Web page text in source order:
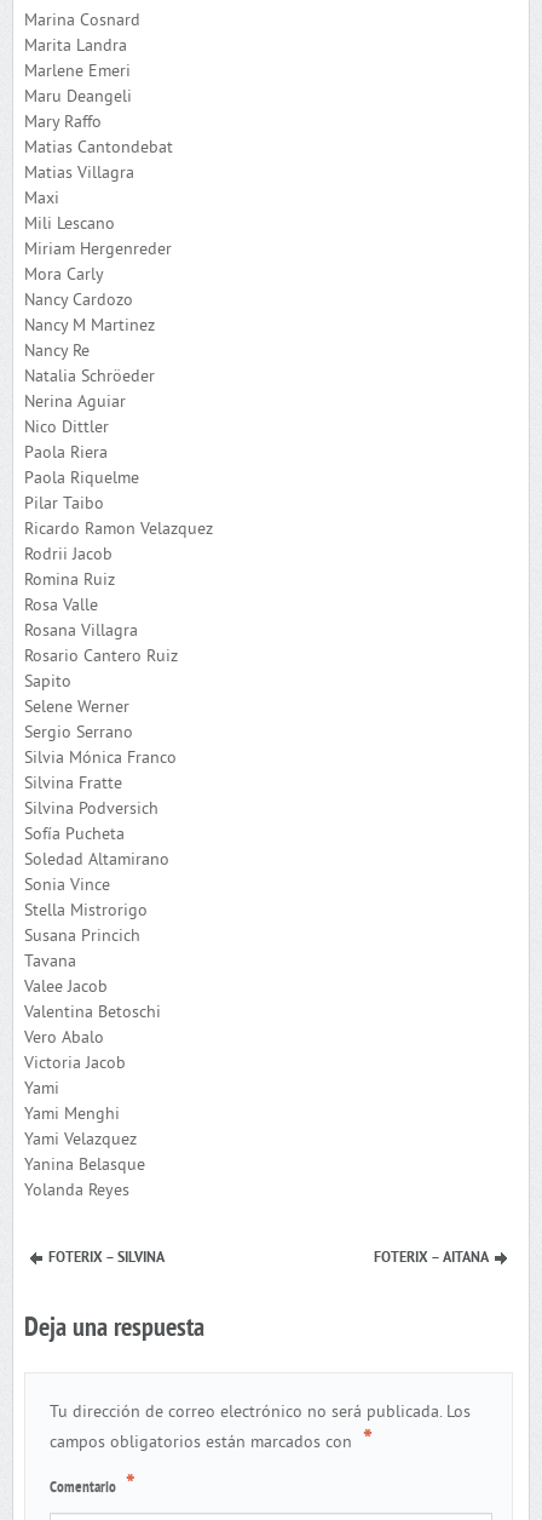
Marina Cosnard
Marita Landra
Marlene Emeri
Maru Deangeli
Mary Raffo
Matias Cantondebat
Matias Villagra
Maxi
Mili Lescano
Miriam Hergenreder
Mora Carly
Nancy Cardozo
Nancy M Martinez
Nancy Re
Natalia Schröeder
Nerina Aguiar
Nico Dittler
Paola Riera
Paola Riquelme
Pilar Taibo
Ricardo Ramon Velazquez
Rodrii Jacob
Romina Ruiz
Rosa Valle
Rosana Villagra
Rosario Cantero Ruiz
Sapito
Selene Werner
Sergio Serrano
Silvia Mónica Franco
Silvina Fratte
Silvina Podversich
Sofía Pucheta
Soledad Altamirano
Sonia Vince
Stella Mistrorigo
Susana Princich
Tavana
Valee Jacob
Valentina Betoschi
Vero Abalo
Victoria Jacob
Yami
Yami Menghi
Yami Velazquez
Yanina Belasque
Yolanda Reyes
FOTERIX – SILVINA FOTERIX – AITANA
Deja una respuesta
Tu dirección de correo electrónico no será publicada. Los
campos obligatorios están marcados con *
Comentario *